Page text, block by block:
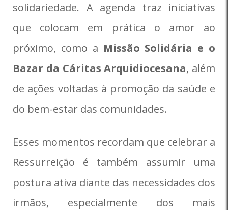
solidariedade. A agenda traz iniciativas
que colocam em prática o amor ao
próximo, como a Missão Solidária e o
Bazar da Cáritas Arquidiocesana, além
de ações voltadas à promoção da saúde e
do bem-estar das comunidades.
Esses momentos recordam que celebrar a
Ressurreição é também assumir uma
postura ativa diante das necessidades dos
irmãos, especialmente dos mais